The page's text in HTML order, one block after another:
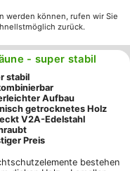
werden können, rufen wir Sie
zurück.
- super stabil
stabil
Aufbau
getrocknetes Holz
V2A-Edelstahl
Preis
bestehen